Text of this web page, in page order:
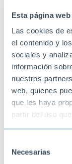
Esta página
Las cookies de
el contenido y
sociales y
información
nuestros
web, quienes
que les haya
partir del uso
Necesarias